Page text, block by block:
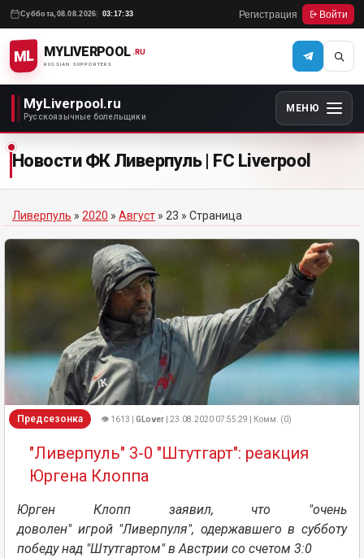
Суббота, 08.08.2026 03:17:33 Регистрация Войти
ML MYLIVERPOOL
RUSSIAN SUPPORTERS
.RU
MyLiverpool.ru
Русскоязычные болельщики
МЕНЮ
Новости ФК Ливерпуль | FC Liverpool
Ливерпуль » 2020 » Август » 23 » Страница
Предсезонка 👁 1613 | GLover | 23.08.2020 07:55:29 | Комм. (0)
"Ливерпуль" 3-0 "Штутгарт": реакция
Юргена Клоппа
Юрген Клопп заявил, что "очень
доволен" игрой "Ливерпуля", одержавшего в субботу
победу над "Штутгартом" в Австрии со счетом 3:0